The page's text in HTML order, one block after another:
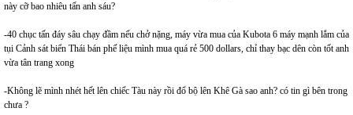
này cỡ bao nhiêu tấn anh sáu?
-40 chục tấn đáy sâu chạy đầm nếu chở nặng, máy vừa mua của Kubota 6 máy mạnh lắm của
tụi Cảnh sát biển Thái bán phế liệu mình mua quá rẻ 500 dollars, chỉ thay bạc dên còn tốt anh
vừa tân trang xong
-Không lẽ mình nhét hết lên chiếc Tàu này rồi đổ bộ lên Khê Gà sao anh? có tin gì bên trong
chưa ?